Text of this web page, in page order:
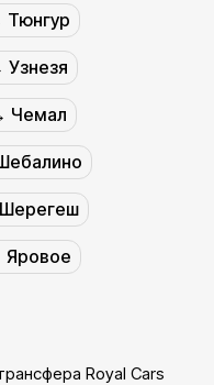
Тюнгур
Чемал
Яровое
Royal Cars